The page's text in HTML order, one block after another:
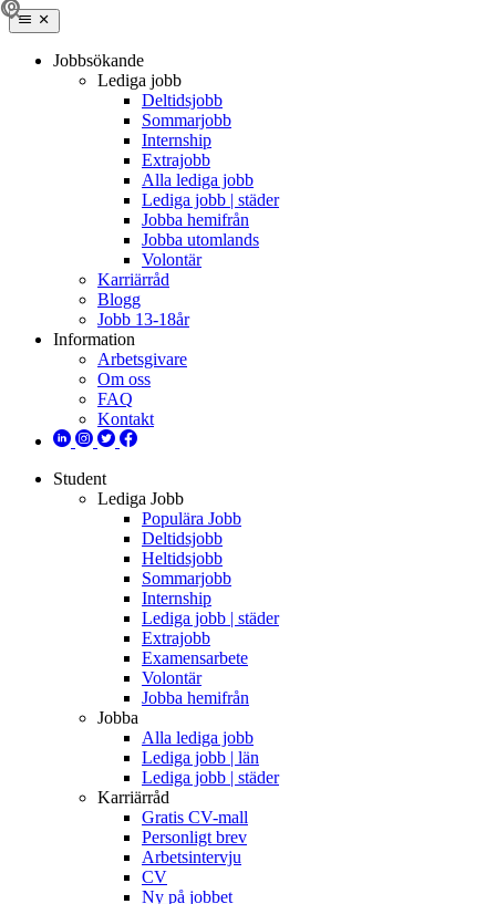
Jobbsökande
Lediga jobb
Deltidsjobb
Sommarjobb
Internship
Extrajobb
Alla lediga jobb
Lediga jobb | städer
Jobba hemifrån
Jobba utomlands
Volontär
Karriärråd
Blogg
Jobb 13-18år
Information
Arbetsgivare
Om oss
FAQ
Kontakt
Student
Lediga Jobb
Populära Jobb
Deltidsjobb
Heltidsjobb
Sommarjobb
Internship
Lediga jobb | städer
Extrajobb
Examensarbete
Volontär
Jobba hemifrån
Jobba
Alla lediga jobb
Lediga jobb | län
Lediga jobb | städer
Karriärråd
Gratis CV-mall
Personligt brev
Arbetsintervju
CV
Ny på jobbet